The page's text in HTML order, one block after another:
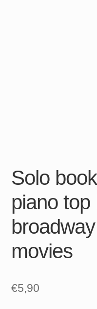
Solo
piano top
movies
€5,90